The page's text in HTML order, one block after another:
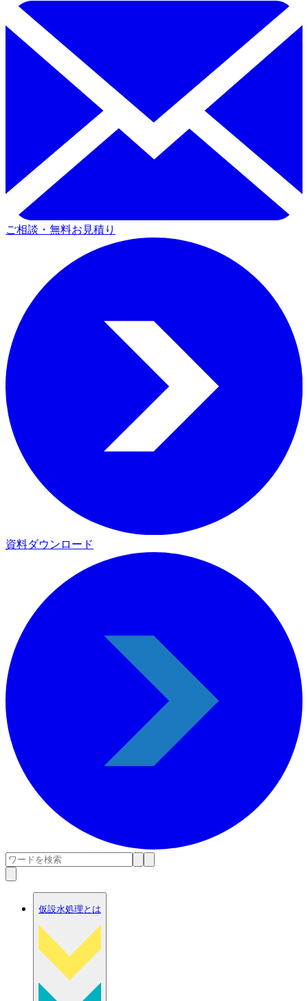
ご相談・無料お見積り
資料ダウンロード
仮設水処理とは